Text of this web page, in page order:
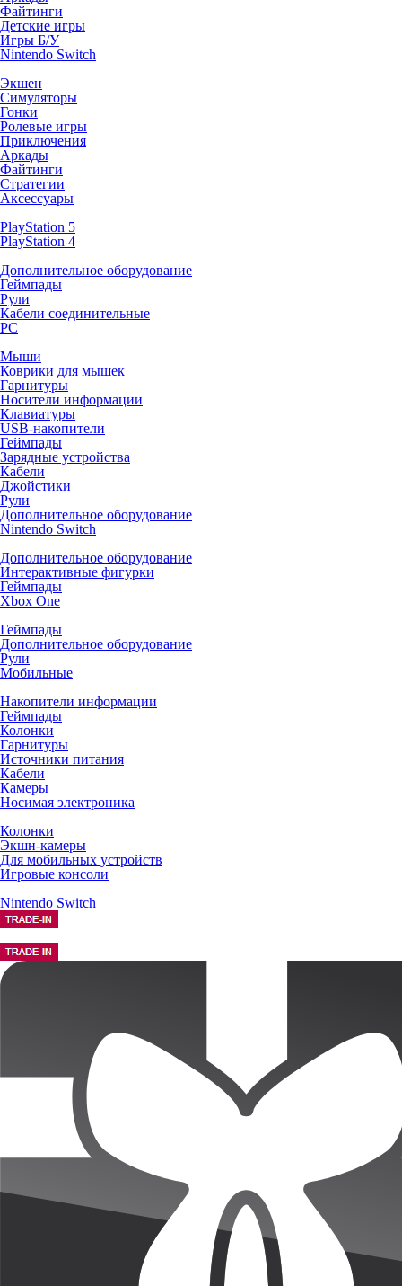
Файтинги
Детские игры
Игры Б/У
Nintendo Switch
Экшен
Симуляторы
Гонки
Ролевые игры
Приключения
Аркады
Файтинги
Стратегии
Аксессуары
PlayStation 5
PlayStation 4
Дополнительное оборудование
Геймпады
Рули
Кабели соединительные
PC
Мыши
Коврики для мышек
Гарнитуры
Носители информации
Клавиатуры
USB-накопители
Геймпады
Зарядные устройства
Кабели
Джойстики
Рули
Дополнительное оборудование
Nintendo Switch
Дополнительное оборудование
Интерактивные фигурки
Геймпады
Xbox One
Геймпады
Дополнительное оборудование
Рули
Мобильные
Накопители информации
Геймпады
Колонки
Гарнитуры
Источники питания
Кабели
Камеры
Носимая электроника
Колонки
Экшн-камеры
Для мобильных устройств
Игровые консоли
Nintendo Switch